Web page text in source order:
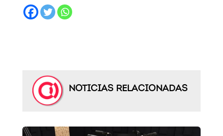
NOTICIAS RELACIONADAS